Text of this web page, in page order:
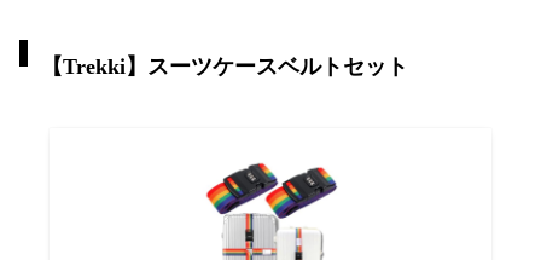
【Trekki】スーツケースベルトセット